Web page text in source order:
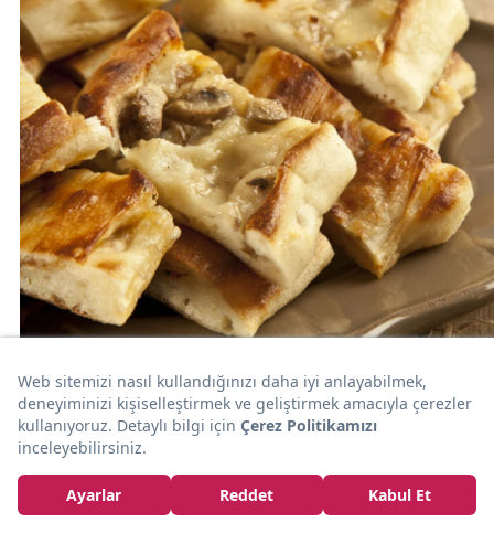
KAHVALTILIK
Kaşar da Eklesek mi: Mantarlı Pide
Alp Tuncer